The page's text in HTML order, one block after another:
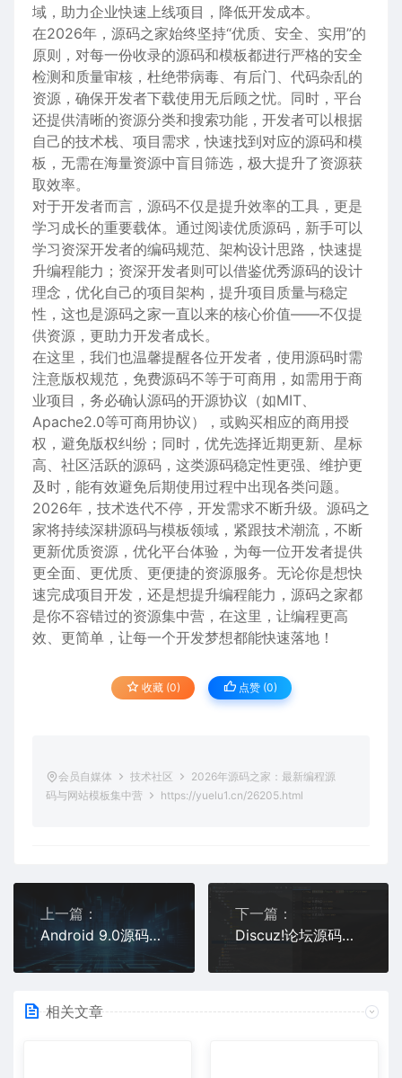
域，助力企业快速上线项目，降低开发成本。
在2026年，源码之家始终坚持“优质、安全、实用”的
原则，对每一份收录的源码和模板都进行严格的安全
检测和质量审核，杜绝带病毒、有后门、代码杂乱的
资源，确保开发者下载使用无后顾之忧。同时，平台
还提供清晰的资源分类和搜索功能，开发者可以根据
自己的技术栈、项目需求，快速找到对应的源码和模
板，无需在海量资源中盲目筛选，极大提升了资源获
取效率。
对于开发者而言，源码不仅是提升效率的工具，更是
学习成长的重要载体。通过阅读优质源码，新手可以
学习资深开发者的编码规范、架构设计思路，快速提
升编程能力；资深开发者则可以借鉴优秀源码的设计
理念，优化自己的项目架构，提升项目质量与稳定
性，这也是源码之家一直以来的核心价值——不仅提
供资源，更助力开发者成长。
在这里，我们也温馨提醒各位开发者，使用源码时需
注意版权规范，免费源码不等于可商用，如需用于商
业项目，务必确认源码的开源协议（如MIT、
Apache2.0等可商用协议），或购买相应的商用授
权，避免版权纠纷；同时，优先选择近期更新、星标
高、社区活跃的源码，这类源码稳定性更强、维护更
及时，能有效避免后期使用过程中出现各类问题。
2026年，技术迭代不停，开发需求不断升级。源码之
家将持续深耕源码与模板领域，紧跟技术潮流，不断
更新优质资源，优化平台体验，为每一位开发者提供
更全面、更优质、更便捷的资源服务。无论你是想快
速完成项目开发，还是想提升编程能力，源码之家都
是你不容错过的资源集中营，在这里，让编程更高
效、更简单，让每一个开发梦想都能快速落地！
收藏 (0) 点赞 (0)
会员自媒体 技术社区
2026年源码之家：最新编程源
码与网站模板集中营
https://yuelu1.cn/26205.html
上一篇：
Android 9.0源码下载，深入理解系统底层原理
下一篇：
Discuz!论坛源码，社区交流与版块管理
相关文章